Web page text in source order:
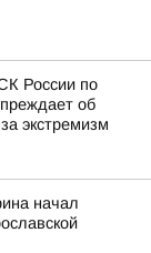
России по
об
экстремизм
начал